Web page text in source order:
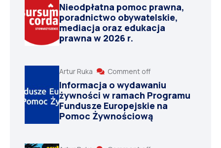
Nieodpłatna pomoc prawna,
poradnictwo obywatelskie,
mediacja oraz edukacja
prawna w 2026 r.
Artur Ruka Comment off
Informacja o wydawaniu
żywności w ramach Programu
Fundusze Europejskie na
Pomoc Żywnościową